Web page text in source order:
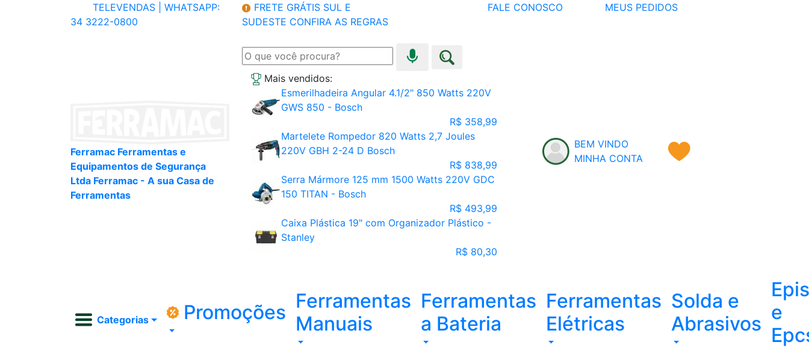
TELEVENDAS |
WHATSAPP:
34 3222-0800
FRETE GRÁTIS SUL E
SUDESTE CONFIRA AS REGRAS
FALE CONOSCO MEUS PEDIDOS
Ferramac Ferramentas e
Equipamentos de Segurança
Ltda Ferramac - A sua Casa de
Ferramentas
Mais vendidos:
Esmerilhadeira Angular 4.1/2" 850 Watts 220V
GWS 850 - Bosch
R$ 358,99
Martelete Rompedor 820 Watts 2,7 Joules
220V GBH 2-24 D Bosch
R$ 838,99
Serra Mármore 125 mm 1500 Watts 220V GDC
150 TITAN - Bosch
R$ 493,99
Caixa Plástica 19" com Organizador Plástico -
Stanley
R$ 80,30
BEM VINDO
MINHA CONTA
Categorias Promoções Ferramentas
Manuais
Ferramentas
a Bateria
Ferramentas
Elétricas
Solda e
Abrasivos
Epis
e